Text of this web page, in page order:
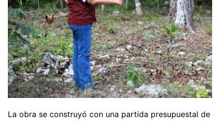
La obra se construyó con una partida presupuestal de